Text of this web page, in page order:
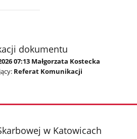
dokumentu
07:13 Małgorzata Kostecka
Referat Komunikacji
w Katowicach